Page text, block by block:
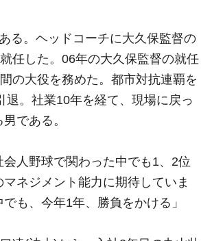
る。ヘッドコーチに大久保監督の
任した。06年の大久保監督の就任
の大役を務めた。都市対抗連覇を
。社業10年を経て、現場に戻っ
である。
会人野球で関わった中でも1、2位
ネジメント能力に期待していま
も、今年1年、勝負をかける」